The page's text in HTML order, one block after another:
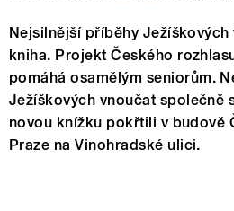
Nejsilnější příběhy Ježíškových
kniha. Projekt Českého
pomáhá osamělým seniorům.
Ježíškových vnoučat společně
novou knížku pokřtili v budově
Praze na Vinohradské ulici.